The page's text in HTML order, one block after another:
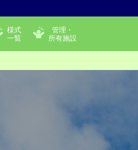
様式
一覧
管理・
所有施設